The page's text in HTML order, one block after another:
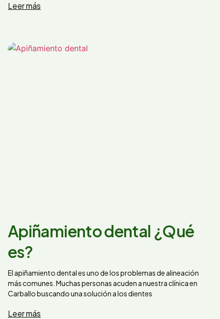
Leer más
Apiñamiento dental ¿Qué
es?
El apiñamiento dental es uno de los problemas de alineación
más comunes. Muchas personas acuden a nuestra clínica en
Carballo buscando una solución a los dientes
Leer más